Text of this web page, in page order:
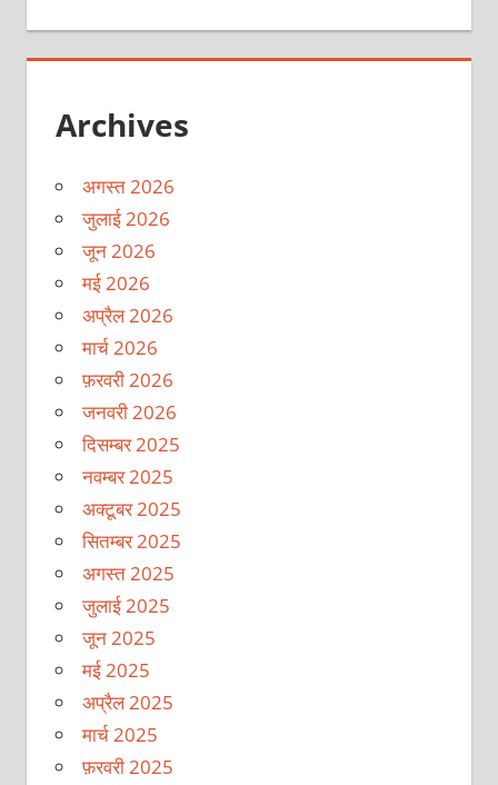
Archives
अगस्त 2026
जुलाई 2026
जून 2026
मई 2026
अप्रैल 2026
मार्च 2026
फ़रवरी 2026
जनवरी 2026
दिसम्बर 2025
नवम्बर 2025
अक्टूबर 2025
सितम्बर 2025
अगस्त 2025
जुलाई 2025
जून 2025
मई 2025
अप्रैल 2025
मार्च 2025
फ़रवरी 2025